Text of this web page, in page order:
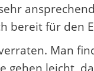
bereit für den
Man